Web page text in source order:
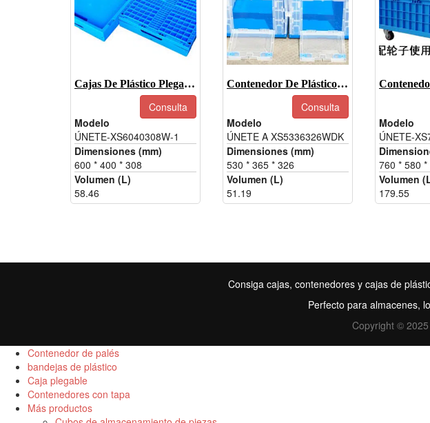
Cajas De Plástico Plegables -JOIN-XS6040308W-1
Consulta
Modelo
ÚNETE-XS6040308W-1
Dimensiones (mm)
600 * 400 * 308
Volumen (L)
58.46
Contenedor De Plástico Plegable -JOIN-XS5336326WDK
Consulta
Modelo
ÚNETE A XS5336326WDK
Dimensiones (mm)
530 * 365 * 326
Volumen (L)
51.19
Modelo
ÚNETE-
760 * 580 *
Volumen
179.55
Consiga cajas, contenedores y cajas de
Perfecto para almacenes,
Copyright ©
Contenedor de palés
bandejas de plástico
Caja plegable
Contenedores con tapa
Más productos